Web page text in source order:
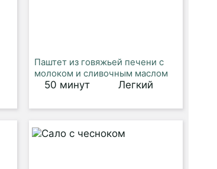
Паштет из говяжьей печени с
молоком и сливочным маслом
50 минут Легкий